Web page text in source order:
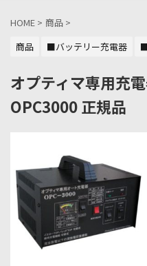
HOME > 商品 >
商品
■バッテリー充電器
オプティマ専用充
OPC3000 正規品